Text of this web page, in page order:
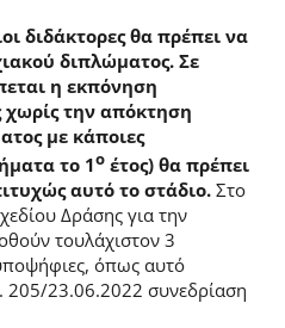
διδάκτορες θα πρέπει να
διπλώματος. Σε
η εκπόνηση
χωρίς την απόκτηση
με κάποιες
το 1οέτος) θα πρέπει
αυτό το στάδιο.Στο
Δράσης για την
τουλάχιστον 3
όπως αυτό
205/23.06.2022 συνεδρίαση